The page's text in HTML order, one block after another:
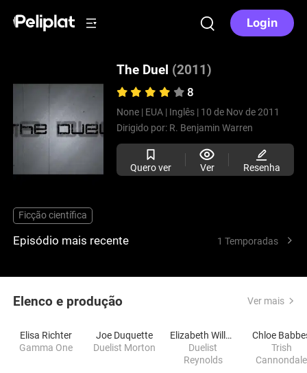
Login
The Duel (2011)
8
None | EUA | Inglês | 10 de Nov de 2011
Dirigido por: R. Benjamin Warren
Quero ver Ver Resenha
Ficção científica
Episódio mais recente 1 Temporadas
Elenco e produção Ver mais
Elisa Richter
Gamma One
Joe Duquette
Duelist Morton
Elizabeth Willaman
Duelist
Reynolds
Chloe
Trish
Cannondale